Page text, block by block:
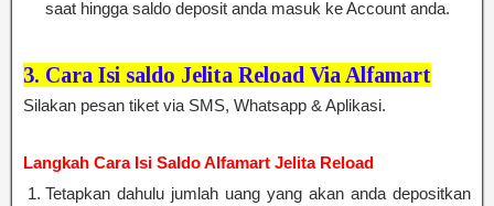
saat hingga saldo deposit anda masuk ke Account anda.
3. Cara Isi saldo Jelita Reload Via Alfamart
Silakan pesan tiket via SMS, Whatsapp & Aplikasi.
Langkah Cara Isi Saldo Alfamart Jelita Reload
Tetapkan dahulu jumlah uang yang akan anda depositkan